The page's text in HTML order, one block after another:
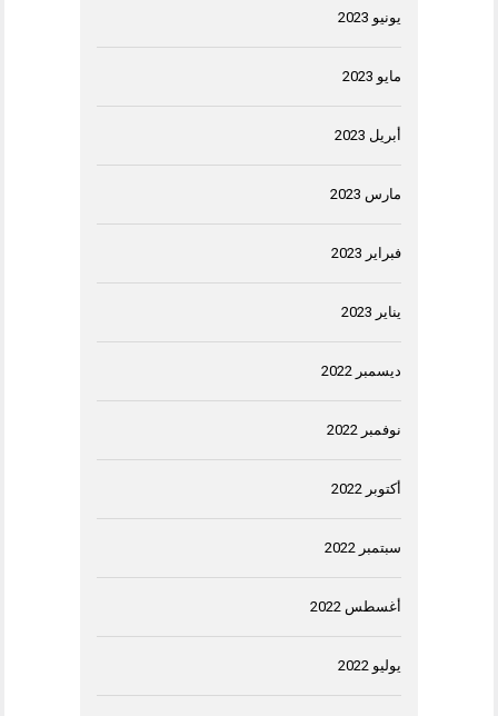
يونيو 2023
مايو 2023
أبريل 2023
مارس 2023
فبراير 2023
يناير 2023
ديسمبر 2022
نوفمبر 2022
أكتوبر 2022
سبتمبر 2022
أغسطس 2022
يوليو 2022